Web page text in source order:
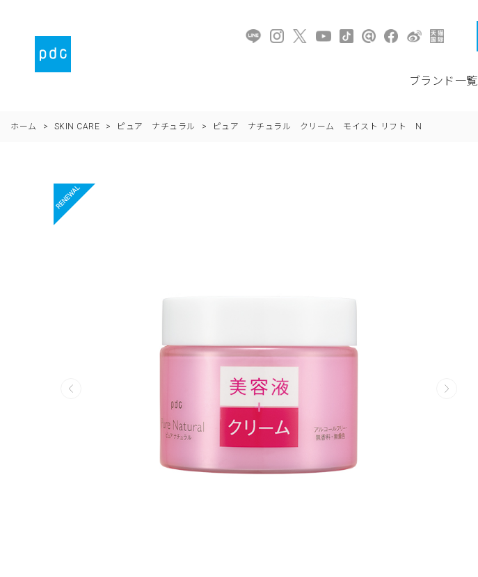
ブランド一覧
ホーム > SKIN CARE > ピュア ナチュラル > ピュア ナチュラル クリーム モイスト リフト N